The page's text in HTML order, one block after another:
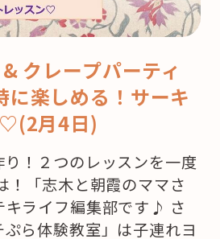
& クレープパーティ
楽しめる！サーキ
月4日)
！２つのレッスンを一度
！「志木と朝霞のママさ
キライフ編集部です♪ さ
ら体験教室」は子連れヨ